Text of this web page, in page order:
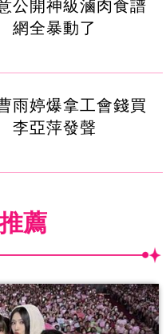
公開神級滷肉食譜
網全暴動了
雨婷爆拿工會錢買
李亞萍發聲
薦